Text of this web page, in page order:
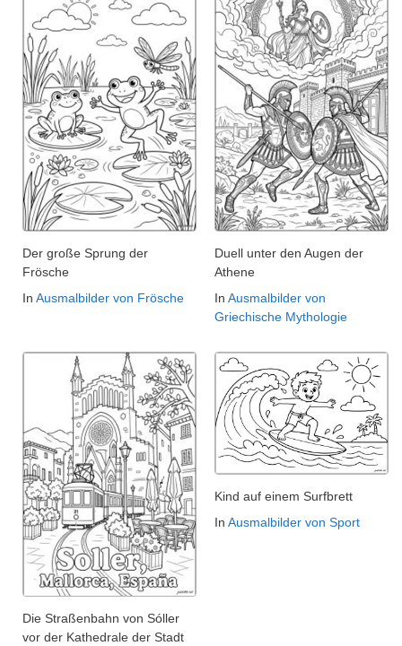
Der große Sprung der
Frösche
In Ausmalbilder von Frösche
Duell unter den Augen der
Athene
In Ausmalbilder von
Griechische Mythologie
Die Straßenbahn von Sóller
vor der Kathedrale der Stadt
Kind auf einem Surfbrett
In Ausmalbilder von Sport